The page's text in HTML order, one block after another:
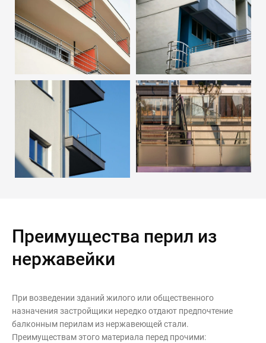
Преимущества перил из
нержавейки
При возведении зданий жилого или общественного
назначения застройщики нередко отдают предпочтение
балконным перилам из нержавеющей стали.
Преимуществам этого материала перед прочими: